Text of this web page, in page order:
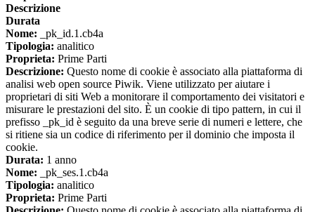
Descrizione
Durata
Nome: _pk_id.1.cb4a
Tipologia: analitico
Proprieta: Prime Parti
Descrizione: Questo nome di cookie è associato alla piattaforma di
analisi web open source Piwik. Viene utilizzato per aiutare i
proprietari di siti Web a monitorare il comportamento dei visitatori e
misurare le prestazioni del sito. È un cookie di tipo pattern, in cui il
prefisso _pk_id è seguito da una breve serie di numeri e lettere, che
si ritiene sia un codice di riferimento per il dominio che imposta il
cookie.
Durata: 1 anno
Nome: _pk_ses.1.cb4a
Tipologia: analitico
Proprieta: Prime Parti